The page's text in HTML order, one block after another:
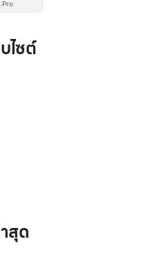
Pro
ไซต์
สุด